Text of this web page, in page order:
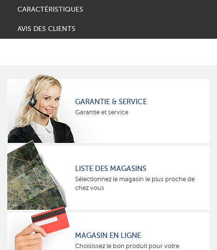
CARACTÉRISTIQUES
AVIS DES CLIENTS
GARANTIE & SERVICE
Garantie et service
LISTE DES MAGASINS
Sélectionnez le magasin le plus proche de
chez vous
MAGASIN EN LIGNE
Choisissez le bon produit pour votre